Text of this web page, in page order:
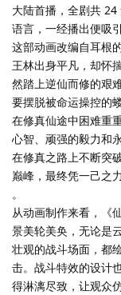
大陆首播，全剧共
语言，一经播出便吸
这部动画改编自耳根
王林出身平凡，却怀
然踏上逆仙而修的艰
要摆脱被命运操控的
在修真仙途中困难重
心智、顽强的毅力和
在修真之路上不断突
巅峰，最终凭一己之
。
从动画制作来看，《
景美轮美奂，无论是
壮观的战斗场面，都
击。战斗特效的设计
得淋漓尽致，让观众